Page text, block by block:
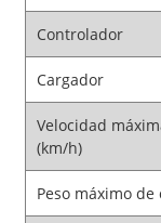
Controlador
Cargador
Velocidad
(km/h)
Peso máximo de